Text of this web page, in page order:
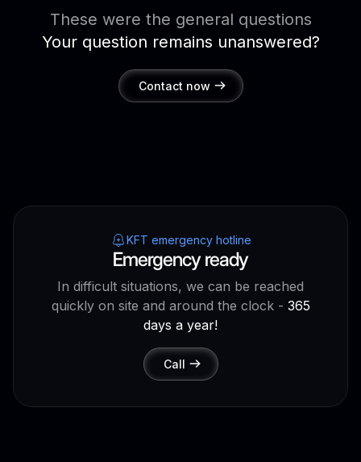
These were the general questions
Your question remains unanswered?
Contact now
KFT emergency hotline
Emergency ready
In difficult situations, we can be reached
quickly on site and around the clock - 365
days a year!
Call